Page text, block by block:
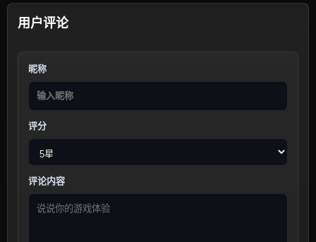
用户评论
昵称
评分
评论内容